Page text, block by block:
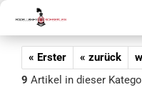
« Erster « zurück
9 Artikel in dieser